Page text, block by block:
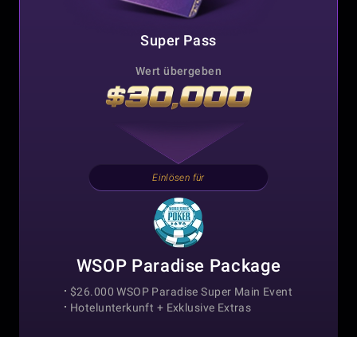
Super Pass
Wert übergeben
Einlösen für
WSOP Paradise Package
$26.000 WSOP Paradise Super Main Event
Hotelunterkunft + Exklusive Extras